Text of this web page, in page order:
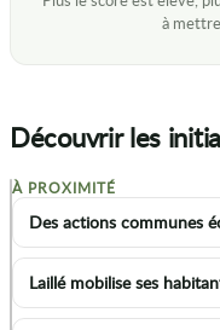
Découvrir les
+
−
À PROXIMITÉ
Des actions communes
Laillé mobilise ses